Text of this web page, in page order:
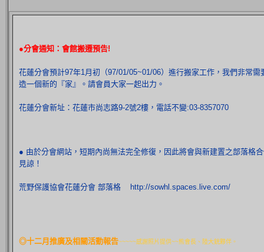
●分會通知：會館搬遷預告!
花蓮分會預計97年1月初（97/01/05~01/06）進行搬家工作，我們非常
造一個新的『家』。請會員大家一起出力。
花蓮分會新址：花蓮市尚志路9-2號2樓，電話不變:03-8357070
● 由於分會網站，短期內尚無法完全修復，因此將會與新建置之部落格
見諒！
荒野保護協會花蓮分會 部落格 http://sowhl.spaces.live.com/
◎十二月推廣及相關活動報告~~~~~感謝照片提供~~熊會長、陸大銧夥伴。